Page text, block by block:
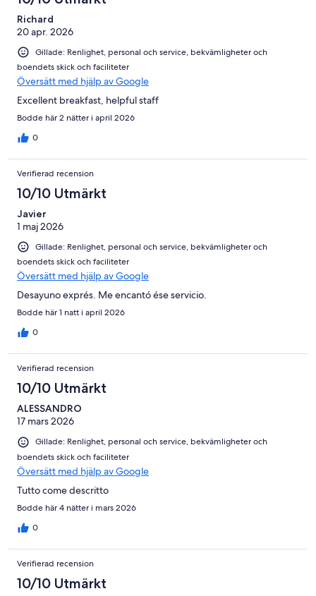
Richard
20 apr. 2026
Gillade: Renlighet, personal och service, bekvämligheter och
boendets skick och faciliteter
Översätt med hjälp av Google
Excellent breakfast, helpful staff
Bodde här 2 nätter i april 2026
0
Verifierad recension
10/10 Utmärkt
Javier
1 maj 2026
Gillade: Renlighet, personal och service, bekvämligheter och
boendets skick och faciliteter
Översätt med hjälp av Google
Desayuno exprés. Me encantó ése servicio.
Bodde här 1 natt i april 2026
0
Verifierad recension
10/10 Utmärkt
ALESSANDRO
17 mars 2026
Gillade: Renlighet, personal och service, bekvämligheter och
boendets skick och faciliteter
Översätt med hjälp av Google
Tutto come descritto
Bodde här 4 nätter i mars 2026
0
Verifierad recension
10/10 Utmärkt